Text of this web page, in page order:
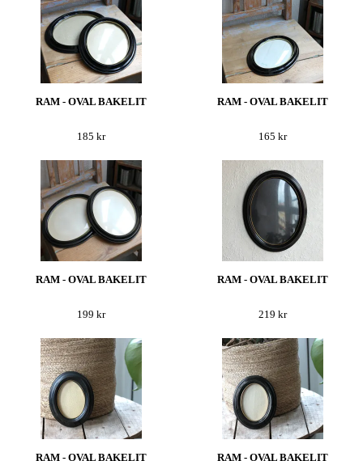
RAM - OVAL BAKELIT
185 kr
RAM - OVAL BAKELIT
165 kr
RAM - OVAL BAKELIT
199 kr
RAM - OVAL BAKELIT
219 kr
RAM - OVAL BAKELIT RAM - OVAL BAKELIT